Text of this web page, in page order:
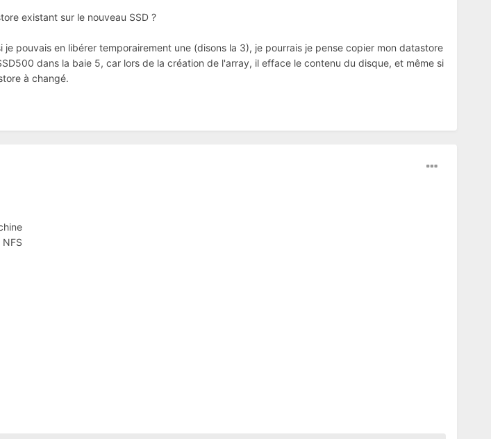
existant sur le nouveau SSD ?
pouvais en libérer temporairement une (disons la 3), je pourrais je pense copier mon datastore
dans la baie 5, car lors de la création de l'array, il efface le contenu du disque, et même si
à changé.